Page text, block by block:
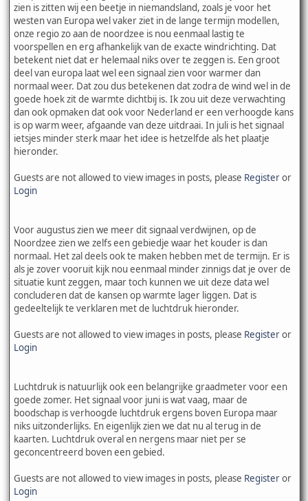
zien is zitten wij een beetje in niemandsland, zoals je voor het
westen van Europa wel vaker ziet in de lange termijn modellen,
onze regio zo aan de noordzee is nou eenmaal lastig te
voorspellen en erg afhankelijk van de exacte windrichting. Dat
betekent niet dat er helemaal niks over te zeggen is. Een groot
deel van europa laat wel een signaal zien voor warmer dan
normaal weer. Dat zou dus betekenen dat zodra de wind wel in de
goede hoek zit de warmte dichtbij is. Ik zou uit deze verwachting
dan ook opmaken dat ook voor Nederland er een verhoogde kans
is op warm weer, afgaande van deze uitdraai. In juli is het signaal
ietsjes minder sterk maar het idee is hetzelfde als het plaatje
hieronder.
Guests are not allowed to view images in posts, please Registeror
Login
Voor augustus zien we meer dit signaal verdwijnen, op de
Noordzee zien we zelfs een gebiedje waar het kouder is dan
normaal. Het zal deels ook te maken hebben met de termijn. Er is
als je zover vooruit kijk nou eenmaal minder zinnigs dat je over de
situatie kunt zeggen, maar toch kunnen we uit deze data wel
concluderen dat de kansen op warmte lager liggen. Dat is
gedeeltelijk te verklaren met de luchtdruk hieronder.
Guests are not allowed to view images in posts, please Registeror
Login
Luchtdruk is natuurlijk ook een belangrijke graadmeter voor een
goede zomer. Het signaal voor juni is wat vaag, maar de
boodschap is verhoogde luchtdruk ergens boven Europa maar
niks uitzonderlijks. En eigenlijk zien we dat nu al terug in de
kaarten. Luchtdruk overal en nergens maar niet per se
geconcentreerd boven een gebied.
Guests are not allowed to view images in posts, please Registeror
Login